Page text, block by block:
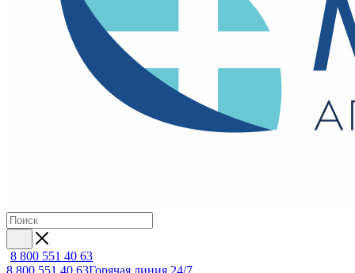
8 800 551 40 63
8 800 551 40 63Горячая линия 24/7